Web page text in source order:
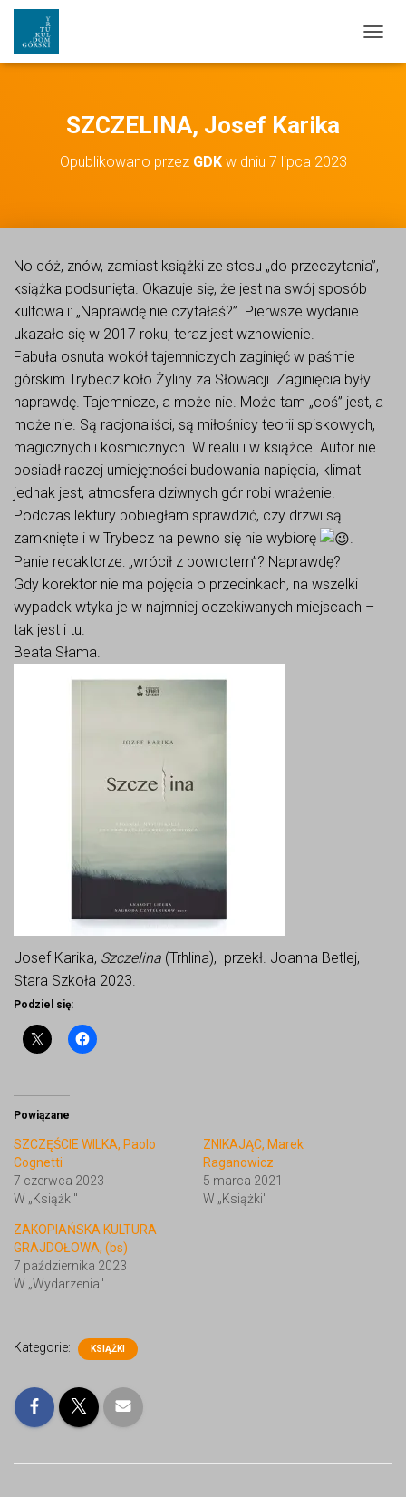
SZCZELINA, Josef Karika
Opublikowano przez GDKw dniu 7 lipca 2023
No cóż, znów, zamiast książki ze stosu „do przeczytania”,
książka podsunięta. Okazuje się, że jest na swój sposób
kultowa i: „Naprawdę nie czytałaś?”. Pierwsze wydanie
ukazało się w 2017 roku, teraz jest wznowienie.
Fabuła osnuta wokół tajemniczych zaginięć w paśmie
górskim Trybecz koło Żyliny za Słowacji. Zaginięcia były
naprawdę. Tajemnicze, a może nie. Może tam „coś” jest, a
może nie. Są racjonaliści, są miłośnicy teorii spiskowych,
magicznych i kosmicznych. W realu i w książce. Autor nie
posiadł raczej umiejętności budowania napięcia, klimat
jednak jest, atmosfera dziwnych gór robi wrażenie.
Podczas lektury pobiegłam sprawdzić, czy drzwi są
zamknięte i w Trybecz na pewno się nie wybiorę
.
Panie redaktorze: „wrócił z powrotem”? Naprawdę?
Gdy korektor nie ma pojęcia o przecinkach, na wszelki
wypadek wtyka je w najmniej oczekiwanych miejscach –
tak jest i tu.
Beata Słama.
Josef Karika, Szczelina (Trhlina), przekł. Joanna Betlej,
Stara Szkoła 2023.
Podziel się:
Powiązane
SZCZĘŚCIE WILKA, Paolo
Cognetti
7 czerwca 2023
W „Książki"
ZNIKAJĄC, Marek
Raganowicz
5 marca 2021
W „Książki"
ZAKOPIAŃSKA KULTURA
GRAJDOŁOWA, (bs)
7 października 2023
W „Wydarzenia"
Kategorie: KSIĄŻKI